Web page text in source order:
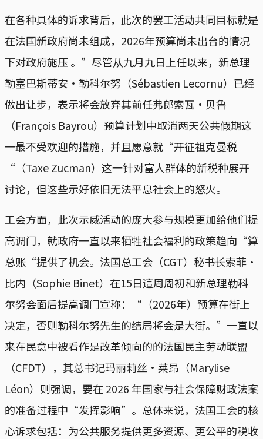
在各种具体的诉求背后，此次的罢工活动共同目标就是
在法国新政府尚未组成，2026年预算尚未出台的情况
下对政府施压 。”尽管从九月九日上任以来，新总理
勒塞巴斯蒂安·勒科尔努（Sébastien Lecornu）已经
做出让步，表示将会放弃其前任弗郎索瓦·贝鲁
（François Bayrou）预算计划中取消两天公共假期这
一最不受欢迎的措施，并且愿意就“开征祖克曼税
“（Taxe Zucman）这一针对富人群体的新税种展开
讨论，但这些示好依旧无法平息社会上的怒火。
工会方面，此次示威活动的庞大参与规模更加给他们提
高调门，就政府一直以来牺牲社会福利的政策趋向“算
总账“提供了机会。法国总工会（CGT）秘书长索菲·
比内（Sophie Binet）在15日這周周初和新总理勒科
尔努会面后提高调门宣称：“（2026年）预算在街上
决定，否则勒科尔努先生的结局将会是大街。”一直以
来在民意中被看作是改革倾向的的法国民主劳动联盟
（CFDT），其总书记玛丽莉丝·莱昂（Marylise
Léon）则强调，要在 2026 年国家与社会保障财政法案
的准备过程中“发挥影响”。总体来说，法国工会的核
心诉求包括：为公共服务提供更多资源、更公平的税收